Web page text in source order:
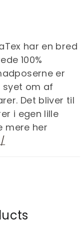
har en bred
100%
er
syet om af
Det bliver til
i egen lille
mere her